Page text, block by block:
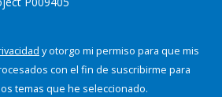
y otorgo mi permiso para que mis
con el fin de suscribirme para
temas que he seleccionado.